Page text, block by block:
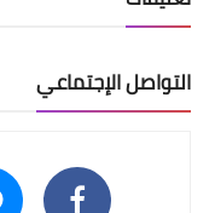
التواصل الإجتماعي